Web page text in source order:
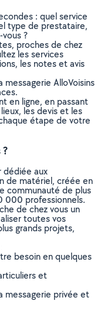
: quel service
type de prestataire,
?
proches de chez
les services
les notes et avis
AlloVoisins
en ligne, en passant
les devis et les
étape de votre
dédiée aux
de matériel, créée en
communauté de plus
000 professionnels.
de chez vous un
toutes vos
grands projets,
besoin en quelques
et
messagerie privée et